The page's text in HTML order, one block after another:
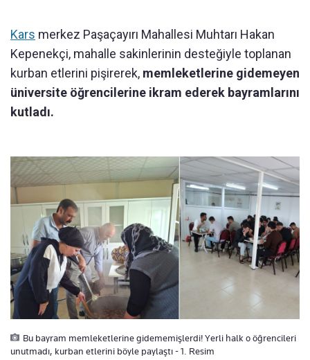
Kars merkez Paşaçayırı Mahallesi Muhtarı Hakan
Kepenekçi, mahalle sakinlerinin desteğiyle toplanan
kurban etlerini pişirerek, memleketlerine gidemeyen
üniversite öğrencilerine ikram ederek bayramlarını
kutladı.
Bu bayram memleketlerine gidememişlerdi! Yerli halk o öğrencileri
unutmadı, kurban etlerini böyle paylaştı - 1. Resim